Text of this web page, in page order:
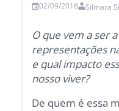
02/09/2018 Silmara
O que vem a ser
representações
e qual impacto
nosso viver?
De quem é essa